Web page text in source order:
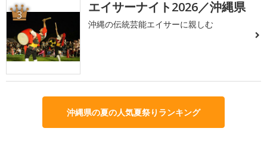
3 エイサーナイト2026／沖縄県
沖縄の伝統芸能エイサーに親しむ
沖縄県の夏の人気夏祭りランキング